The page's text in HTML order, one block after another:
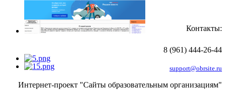
Контакты:
8 (961) 444-26-44
support@obrsite.ru
Интернет-проект "Сайты образовательным организациям"